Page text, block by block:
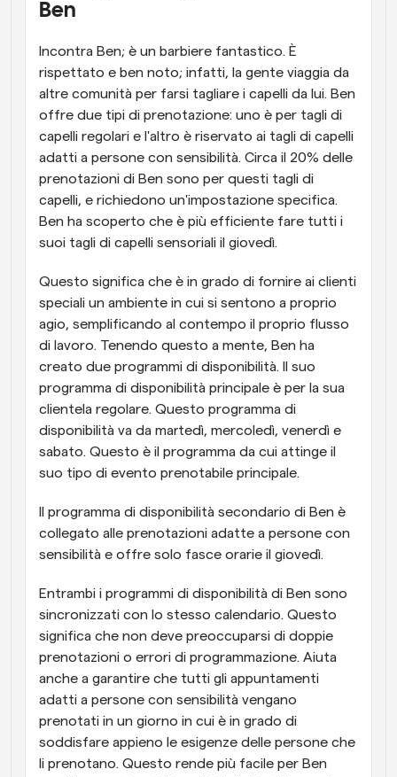
Ben
Incontra Ben; è un barbiere fantastico. È
rispettato e ben noto; infatti, la gente viaggia da
altre comunità per farsi tagliare i capelli da lui. Ben
offre due tipi di prenotazione: uno è per tagli di
capelli regolari e l'altro è riservato ai tagli di capelli
adatti a persone con sensibilità. Circa il 20% delle
prenotazioni di Ben sono per questi tagli di
capelli, e richiedono un'impostazione specifica.
Ben ha scoperto che è più efficiente fare tutti i
suoi tagli di capelli sensoriali il giovedì.
Questo significa che è in grado di fornire ai clienti
speciali un ambiente in cui si sentono a proprio
agio, semplificando al contempo il proprio flusso
di lavoro. Tenendo questo a mente, Ben ha
creato due programmi di disponibilità. Il suo
programma di disponibilità principale è per la sua
clientela regolare. Questo programma di
disponibilità va da martedì, mercoledì, venerdì e
sabato. Questo è il programma da cui attinge il
suo tipo di evento prenotabile principale.
Il programma di disponibilità secondario di Ben è
collegato alle prenotazioni adatte a persone con
sensibilità e offre solo fasce orarie il giovedì.
Entrambi i programmi di disponibilità di Ben sono
sincronizzati con lo stesso calendario. Questo
significa che non deve preoccuparsi di doppie
prenotazioni o errori di programmazione. Aiuta
anche a garantire che tutti gli appuntamenti
adatti a persone con sensibilità vengano
prenotati in un giorno in cui è in grado di
soddisfare appieno le esigenze delle persone che
li prenotano. Questo rende più facile per Ben